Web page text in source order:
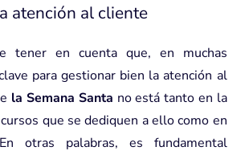
atención al cliente
tener en cuenta que, en muchas
para gestionar bien la atención al
la Semana Santa no está tanto en la
que se dediquen a ello como en
otras palabras, es fundamental